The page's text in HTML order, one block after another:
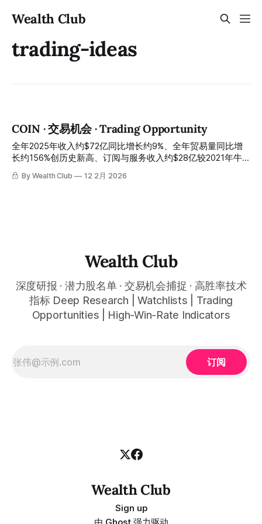
Wealth Club
trading-ideas
COIN · 交易机会 · Trading Opportunity
全年2025年收入约$72亿同比增长约9%、全年贸易量同比增
长约156%创历史新高、订阅与服务收入约$28亿较2021年牛
市高峰增长约5.5倍、连续12季度调整后EBITDA盈利、账面现
金约$113亿、约$20亿新回购授权、Deribit完成全球衍生品市
about 156% year-
By Wealth Club 12 2月 2026
Wealth Club
深度研报 · 潜力股名单 · 交易机会捕捉 · 高胜率技术
指标 Deep Research | Watchlists | Trading
Opportunities | High-Win-Rate Indicators
订阅
Wealth Club
Sign up